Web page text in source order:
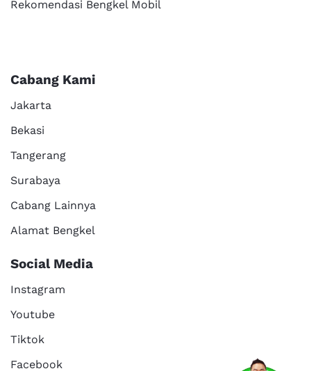
Rekomendasi Bengkel Mobil
Cabang Kami
Jakarta
Bekasi
Tangerang
Surabaya
Cabang Lainnya
Alamat Bengkel
Social Media
Instagram
Youtube
Tiktok
Facebook